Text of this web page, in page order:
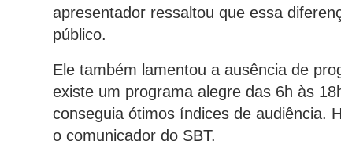
apresentador ressaltou que essa
público.
Ele também lamentou a ausência de
existe um programa alegre das 6h às
conseguia ótimos índices de audiência.
o comunicador do SBT.